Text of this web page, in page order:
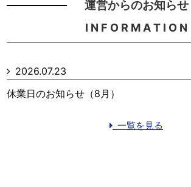
運営からのお知らせ
I N F O R M A T I O N
2026.07.23
休業日のお知らせ（8月）
一覧を見る